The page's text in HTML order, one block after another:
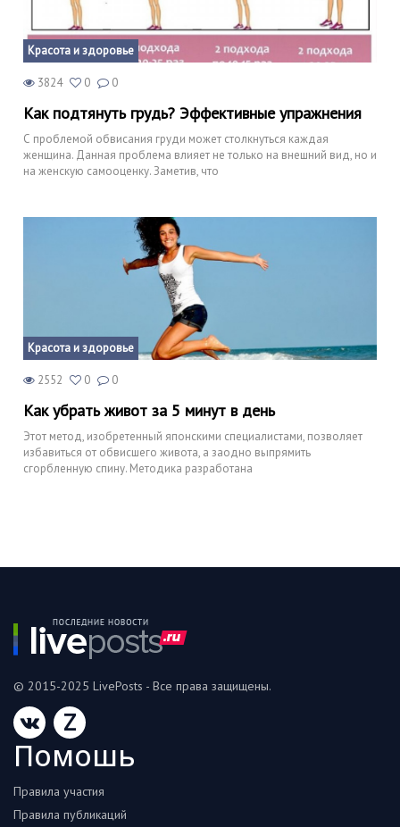
Красота и здоровье
3824 0 0
Как подтянуть грудь? Эффективные упражнения
С проблемой обвисания груди может столкнуться каждая
женщина. Данная проблема влияет не только на внешний вид, но и
на женскую самооценку. Заметив, что
Красота и здоровье
2552 0 0
Как убрать живот за 5 минут в день
Этот метод, изобретенный японскими специалистами, позволяет
избавиться от обвисшего живота, а заодно выпрямить
сгорбленную спину. Методика разработана
© 2015-2025 LivePosts - Все права защищены.
Z
Помошь
Правила участия
Правила публикаций